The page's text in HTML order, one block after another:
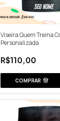
Viseira Quem Treina
Personalizada
R$110,00
COMPRAR